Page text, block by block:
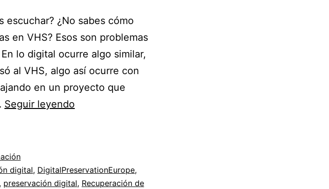
escuchar? ¿No sabes cómo
en VHS? Esos son problemas
lo digital ocurre algo similar,
al VHS, algo así ocurre con
en un proyecto que
Seguir leyendo
digital
digital, DigitalPreservationEurope,
, preservación digital, Recuperación de